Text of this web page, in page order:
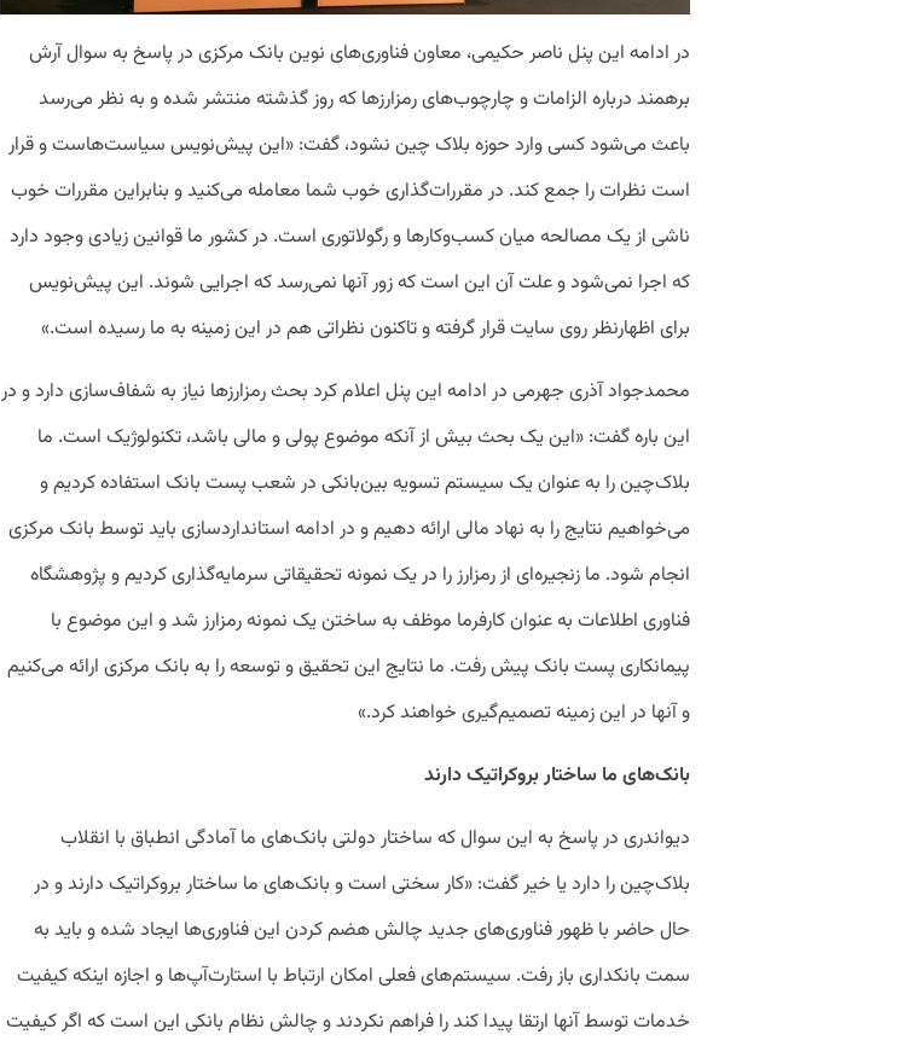
در ادامه این پنل ناصر حکیمی، معاون فناوری‌های نوین بانک مرکزی در پاسخ به سوال آرش
برهمند درباره الزامات و چارچوب‌های رمزارزها که روز گذشته منتشر شده و به نظر می‌رسد
باعث می‌شود کسی وارد حوزه بلاک چین نشود، گفت: «این پیش‌نویس سیاست‌هاست و قرار
است نظرات را جمع کند. در مقررات‌گذاری خوب شما معامله می‌کنید و بنابراین مقررات خوب
ناشی از یک مصالحه میان کسب‌وکارها و رگولاتوری است. در کشور ما قوانین زیادی وجود دارد
که اجرا نمی‌شود و علت آن این است که زور آنها نمی‌رسد که اجرایی شوند. این پیش‌نویس
برای اظهارنظر روی سایت قرار گرفته و تاکنون نظراتی هم در این زمینه به ما رسیده است.»
محمدجواد آذری جهرمی در ادامه این پنل اعلام کرد بحث رمز‌ارزها نیاز به شفاف‌سازی دارد و در
این باره گفت: «این یک بحث بیش از آنکه موضوع پولی و مالی باشد، تکنولوژیک است. ما
بلاک‌چین را به عنوان یک سیستم تسویه بین‌بانکی در شعب پست بانک استفاده کردیم و
می‌خواهیم نتایج را به نهاد مالی ارائه دهیم و در ادامه استانداردسازی باید توسط بانک مرکزی
انجام شود. ما زنجیره‌ای از رمزارز را در یک نمونه تحقیقاتی سرمایه‌گذاری کردیم و پژوهشگاه
فناوری اطلاعات به عنوان کارفرما موظف به ساختن یک نمونه رمزارز شد و این موضوع با
پیمانکاری پست بانک پیش رفت. ما نتایج این تحقیق و توسعه را به بانک مرکزی ارائه می‌کنیم
و آنها در این زمینه تصمیم‌گیری خواهند کرد.»
بانک‌های ما ساختار بروکراتیک دارند
دیواندری در پاسخ به این سوال که ساختار دولتی بانک‌های ما آمادگی انطباق با انقلاب
بلاک‌چین را دارد یا خیر گفت: «کار سختی است و بانک‌های ما ساختار بروکراتیک دارند و در
حال حاضر با ظهور فناوری‌های جدید چالش هضم کردن این فناوری‌ها ایجاد شده و باید به
سمت بانکداری باز رفت. سیستم‌های فعلی امکان ارتباط با استارت‌آپ‌ها و اجازه اینکه کیفیت
خدمات توسط آنها ارتقا پیدا کند را فراهم نکردند و چالش نظام بانکی این است که اگر کیفیت